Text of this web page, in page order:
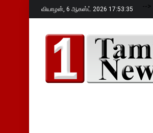
வியாழன், 6 ஆகஸ்ட் 2026 17:53:37 -->